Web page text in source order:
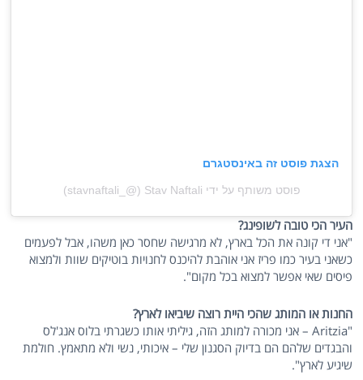
הצגת פוסט זה באינסטגרם
פוסט משותף על ידי ‏‎Stav Naftali‎‏ (@‏‎stavnaftali_‎‏)
העיר הכי טובה לשופינג?
"אני די קונה את הכל בארץ, לא מרגישה שחסר כאן משהו, אבל לפעמים
כשאני בעיר כמו פריז אני אוהבת להיכנס לחנויות בוטיקים שוות ולמצוא
פיסים שאי אפשר למצוא בכל מקום".
החנות או המותג שהכי היית רוצה שיביאו לארץ?
"Aritzia – אני מכורה למותג הזה, גיליתי אותו כשגרתי בלוס אנג'לס
והבגדים שלהם הם בדיוק הסגנון שלי – איכותי, נשי ולא מתאמץ. חולמת
שיגיע לארץ".